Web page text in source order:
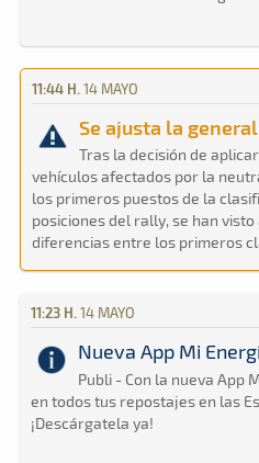
11:44 H. 14 MAYO
Se ajusta la general
Tras la decisión de
vehículos afectados por la
los primeros puestos de la
posiciones del rally, se han
diferencias entre los primeros
11:23 H. 14 MAYO
Nueva App Mi
Publi - Con la nueva App
en todos tus repostajes en las
¡Descárgatela ya!